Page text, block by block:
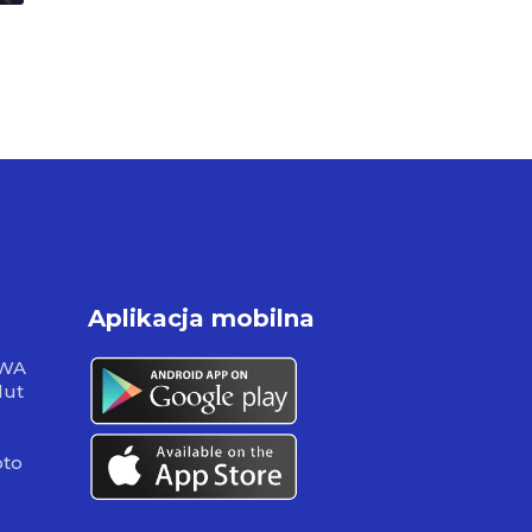
Aplikacja mobilna